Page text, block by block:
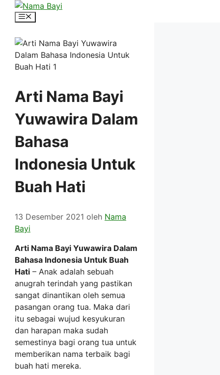
Langsung
Menu
Arti Nama Bayi
Yuwawira Dalam
Bahasa
Indonesia Untuk
Buah Hati
13 Desember 2021 oleh Nama
Bayi
Arti Nama Bayi Yuwawira Dalam
Bahasa Indonesia Untuk Buah
Hati – Anak adalah sebuah
anugrah terindah yang pastikan
sangat dinantikan oleh semua
pasangan orang tua. Maka dari
itu sebagai wujud kesyukuran
dan harapan maka sudah
semestinya bagi orang tua untuk
memberikan nama terbaik bagi
buah hati mereka.